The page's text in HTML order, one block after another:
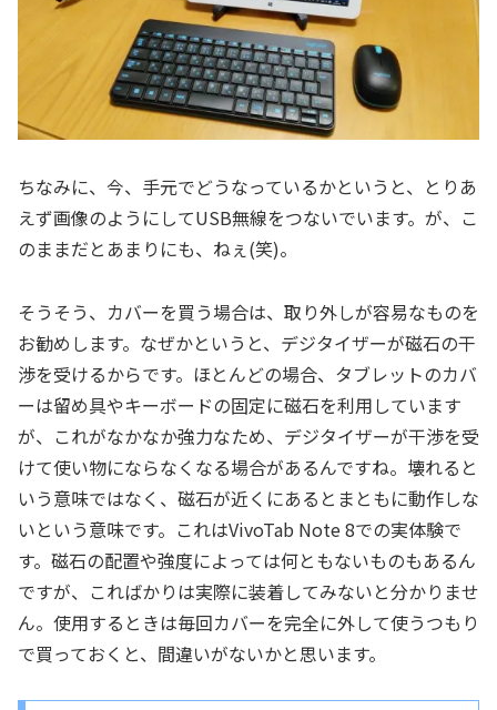
ちなみに、今、手元でどうなっているかというと、とりあ
えず画像のようにしてUSB無線をつないでいます。が、こ
のままだとあまりにも、ねぇ(笑)。
そうそう、カバーを買う場合は、取り外しが容易なものを
お勧めします。なぜかというと、デジタイザーが磁石の干
渉を受けるからです。ほとんどの場合、タブレットのカバ
ーは留め具やキーボードの固定に磁石を利用しています
が、これがなかなか強力なため、デジタイザーが干渉を受
けて使い物にならなくなる場合があるんですね。壊れると
いう意味ではなく、磁石が近くにあるとまともに動作しな
いという意味です。これはVivoTab Note 8での実体験で
す。磁石の配置や強度によっては何ともないものもあるん
ですが、こればかりは実際に装着してみないと分かりませ
ん。使用するときは毎回カバーを完全に外して使うつもり
で買っておくと、間違いがないかと思います。